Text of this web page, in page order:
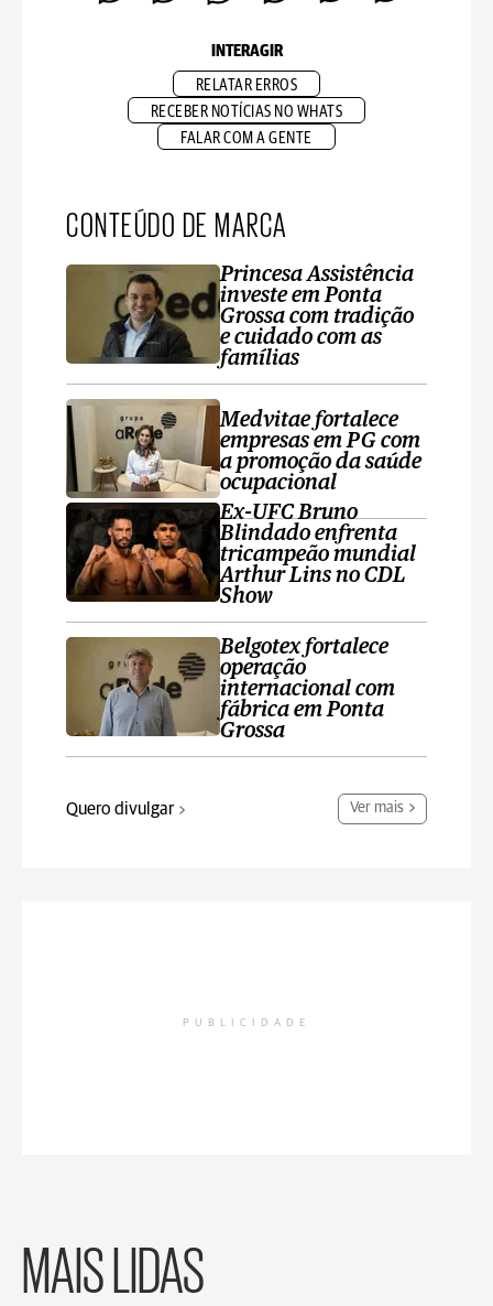
INTERAGIR
RELATAR ERROS
RECEBER NOTÍCIAS NO WHATS
FALAR COM A GENTE
CONTEÚDO DE MARCA
Princesa Assistência
investe em Ponta
Grossa com tradição
e cuidado com as
famílias
Medvitae fortalece
empresas em PG com
a promoção da saúde
ocupacional
Ex-UFC Bruno
Blindado enfrenta
tricampeão mundial
Arthur Lins no CDL
Show
Belgotex fortalece
operação
internacional com
fábrica em Ponta
Grossa
Quero divulgar Ver mais
PUBLICIDADE
MAIS LIDAS